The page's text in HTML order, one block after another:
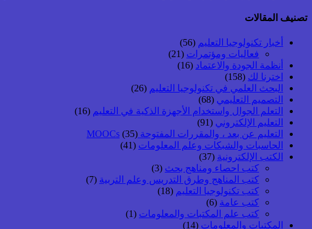
تصنيف المقالات
أخبار تكنولوجيا التعليم (56)
فعاليات ومؤتمرات (21)
أنظمة الجودة والاعتماد (16)
اخترنا لك (158)
البحث العلمي في تكنولوجيا التعليم (26)
التصميم التعليمي (68)
التعلم الجوال واستخدام الأجهزة الذكية في التعليم (16)
التعليم الإلكتروني (91)
التعليم عن بعد ، والمقررات المفتوحة MOOCs (35)
الحاسبات والشبكات وعلم المعلومات (41)
الكتب الإلكترونية (37)
كتب احصاء ومناهج بحث (3)
كتب المناهج وطرق التدريس وعلم التربية (7)
كتب تكنولوجيا التعليم (18)
كتب عامة (6)
كتب علم المكتبات والمعلومات (1)
المكتبات والمعلومات (14)